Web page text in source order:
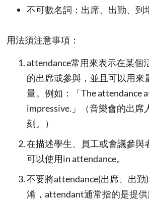
不可數名詞：出席、出勤、到
用法須注意事項：
attendance常用來表示在某個
的出席或參與，並且可以用來
量。例如：「The attendance
impressive.」（音樂會的出席
刻。）
在描述學生、員工或會議參與
可以使用in attendance。
不要將attendance(出席、出
淆，attendant通常指的是提